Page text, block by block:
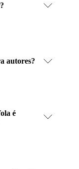
autores?
é